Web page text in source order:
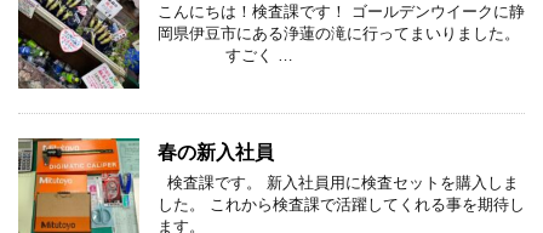
こんにちは！検査課です！ ゴールデンウイークに静
岡県伊豆市にある浄蓮の滝に行ってまいりました。
すごく …
春の新入社員
検査課です。 新入社員用に検査セットを購入しま
した。 これから検査課で活躍してくれる事を期待し
ます。